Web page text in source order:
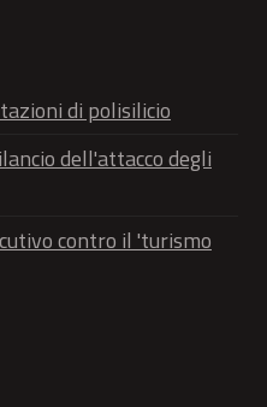
di polisilicio
dell'attacco degli
contro il 'turismo